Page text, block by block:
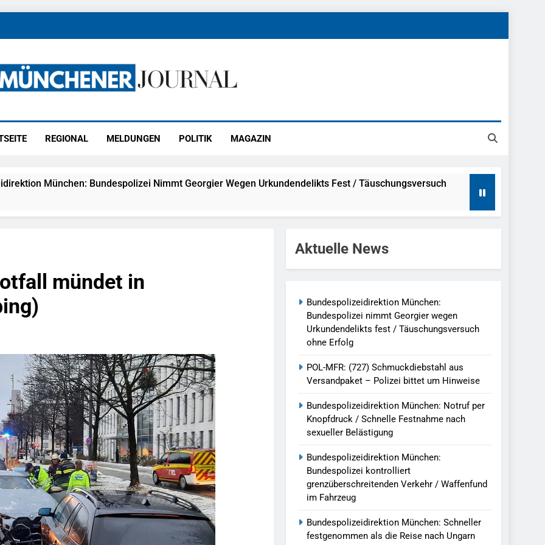
REGIONAL MELDUNGEN POLITIK MAGAZIN
München: Bundespolizei Nimmt Georgier Wegen Urkundendelikts Fest / Täuschungsversuch
München: Notruf Per Knopfdruck / Schnelle Festnahme Nach Sexueller Belästigung
München: Bundespolizei Kontrolliert Grenzüberschreitenden Verkehr / Waffenfund Im
München: Schneller Festgenommen Als Die Reise Nach Ungarn Beendet / Bundespolizei Nimmt
München: Ausgesetzte Katze Am Bahnhof Bamberg Aufgefunden – Tierheim Übernimmt
Auf: Schrotthändler Erschleicht Rund 45.000 Euro Sozialleistungen Ermittlungen Der Finanzkontrolle
Zu Rechtskräftiger Verurteilung Wegen Betrugs
München: Europaweit Gesuchtes Mitglied Einer Kriminellen Vereinigung Geht Ins Netz –
Europäischen Auslieferungshaftbefehl
München: Update Zu Den Einsatzmaßnahmen Der Bundespolizei In Saarbrücken
München: Beinahekollision An Bahnübergang In Aubing / Bundespolizei Ermittelt Wegen
In Den Bahnverkehr
mündet in
Aktuelle News
Bundespolizeidirektion München:
Bundespolizei nimmt Georgier wegen
Urkundendelikts fest / Täuschungsversuch
ohne Erfolg
POL-MFR: (727) Schmuckdiebstahl aus
Versandpaket – Polizei bittet um Hinweise
Bundespolizeidirektion München: Notruf per
Knopfdruck / Schnelle Festnahme nach
sexueller Belästigung
Bundespolizeidirektion München:
Bundespolizei kontrolliert
grenzüberschreitenden Verkehr / Waffenfund
im Fahrzeug
Bundespolizeidirektion München: Schneller
festgenommen als die Reise nach Ungarn